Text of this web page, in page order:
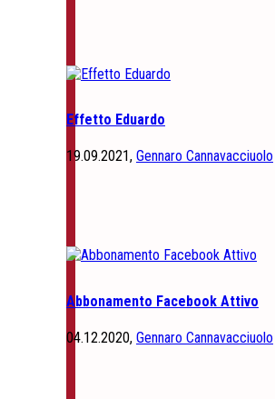
Effetto Eduardo
19.09.2021, Gennaro Cannavacciuolo
Abbonamento Facebook Attivo
04.12.2020, Gennaro Cannavacciuolo